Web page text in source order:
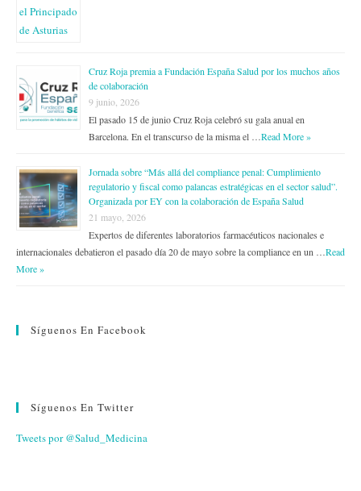
Cruz Roja premia a Fundación España Salud por los muchos años
de colaboración
9 junio, 2026
El pasado 15 de junio Cruz Roja celebró su gala anual en
Barcelona. En el transcurso de la misma el … Read More »
Jornada sobre “Más allá del compliance penal: Cumplimiento
regulatorio y fiscal como palancas estratégicas en el sector salud”.
Organizada por EY con la colaboración de España Salud
21 mayo, 2026
Expertos de diferentes laboratorios farmacéuticos nacionales e
internacionales debatieron el pasado día 20 de mayo sobre la compliance en un … Read
More »
Síguenos En Facebook
Síguenos En Twitter
Tweets por @Salud_Medicina